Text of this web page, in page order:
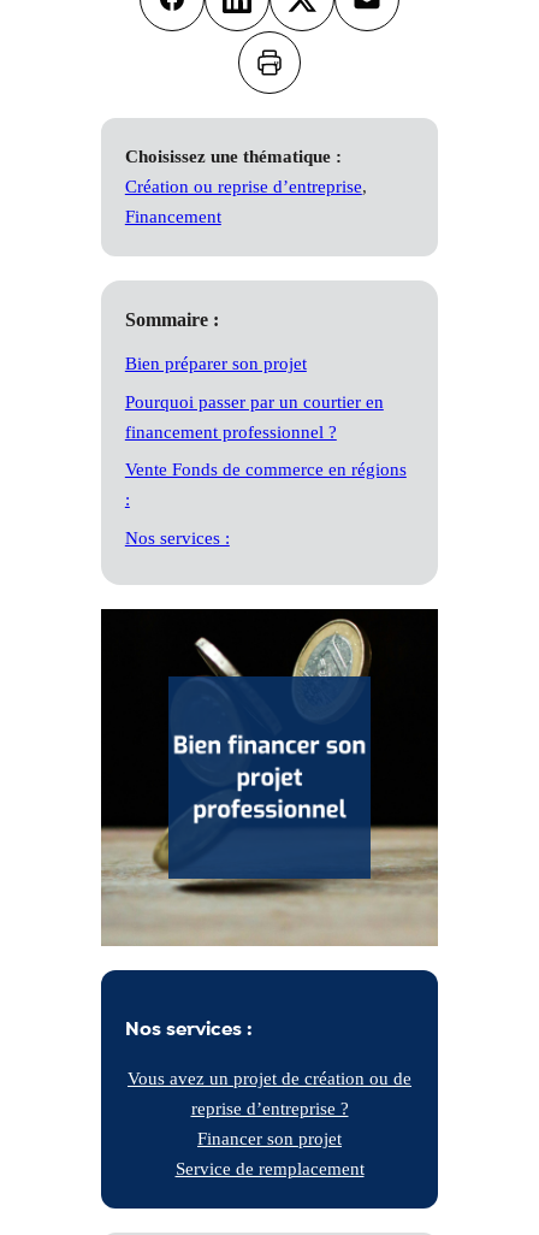
FacebookLinkedInX Email
Imprimer
Choisissez une thématique :
Création ou reprise d’entreprise
Financement
Sommaire :
Bien préparer son projet
Pourquoi passer par un courtier en
financement professionnel ?
Vente Fonds de commerce en régions
:
Nos services :
Nos services :
Vous avez un projet de création ou de
reprise d’entreprise ?
Financer son projet
Service de remplacement